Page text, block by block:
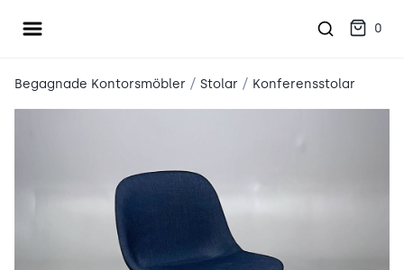
Öppna meny 0
Begagnade Kontorsmöbler / Stolar / Konferensstolar